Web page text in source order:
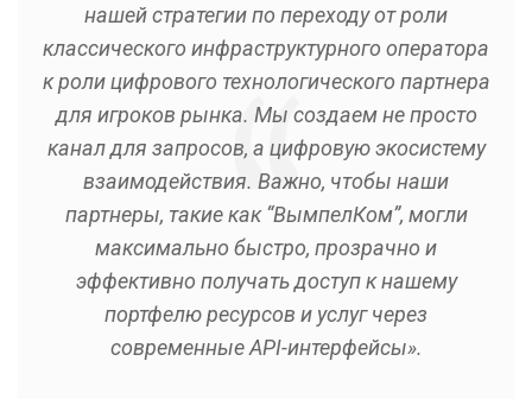
нашей стратегии по переходу от роли
классического инфраструктурного оператора
к роли цифрового технологического партнера
для игроков рынка. Мы создаем не просто
канал для запросов, а цифровую экосистему
взаимодействия. Важно, чтобы наши
партнеры, такие как “ВымпелКом”, могли
максимально быстро, прозрачно и
эффективно получать доступ к нашему
портфелю ресурсов и услуг через
современные API-интерфейсы».